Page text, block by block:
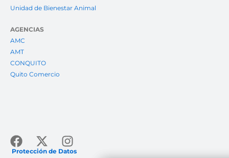
Unidad de Bienestar Animal
AGENCIAS
AMC
AMT
CONQUITO
Quito Comercio
Protección de Datos